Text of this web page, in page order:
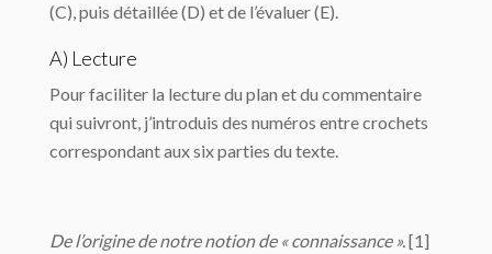
(C), puis détaillée (D) et de l’évaluer (E).
A) Lecture
Pour faciliter la lecture du plan et du commentaire
qui suivront, j’introduis des numéros entre crochets
correspondant aux six parties du texte.
De l’origine de notre notion de « connaissance ».[1]